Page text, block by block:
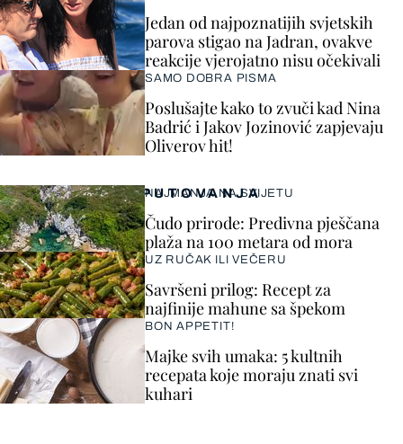
Jedan od najpoznatijih svjetskih
parova stigao na Jadran, ovakve
reakcije vjerojatno nisu očekivali
SAMO DOBRA PISMA
Poslušajte kako to zvuči kad Nina
Badrić i Jakov Jozinović zapjevaju
Oliverov hit!
PUTOVANJA
NAJMANJA NA SVIJETU
Čudo prirode: Predivna pješčana
plaža na 100 metara od mora
UZ RUČAK ILI VEČERU
Savršeni prilog: Recept za
najfinije mahune sa špekom
BON APPETIT!
Majke svih umaka: 5 kultnih
recepata koje moraju znati svi
kuhari